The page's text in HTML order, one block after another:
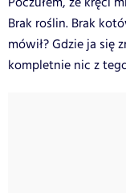
Brak roślin. Brak
mówił? Gdzie ja się
kompletnie nic z